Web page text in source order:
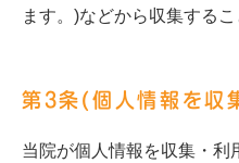
ます。)などから収集するこ
第3条(個人情報を収
当院が個人情報を収集・利